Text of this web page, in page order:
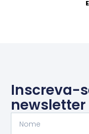
Inscreva-
newsletter